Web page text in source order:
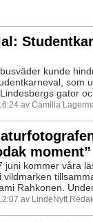
kunde
som
gator
av Camilla
moment”
juni kommer våra
vildmarken
Rahkonen.
av LindeNytt